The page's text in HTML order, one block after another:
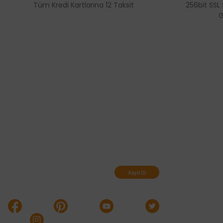
Tüm Kredi Kartlarına 12 Taksit
256bit
Kayıt Ol